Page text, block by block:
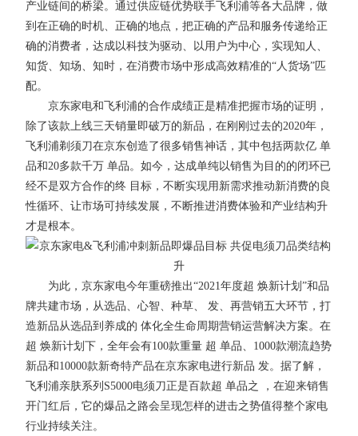
产业链间的桥梁。通过供应链优势联手飞利浦等各大品牌，做
到在正确的时机、正确的地点，把正确的产品和服务传递给正
确的消费者，达成以科技为驱动、以用户为中心，实现知人、
知货、知场、知时，在消费市场中形成高效精准的“人货场”匹
配。
京东家电和飞利浦的合作成绩正是精准把握市场的证明，
除了该款上线三天销量即破万的新品，在刚刚过去的2020年，
飞利浦剃须刀在京东创造了很多销售神话，其中包括两款亿 单
品和20多款千万 单品。如今，达成单纯以销售为目的的闭环已
经不是双方合作的终 目标，不断实现用新需求推动新消费的良
性循环、让市场可持续发展，不断推进消费体验和产业结构升
才是根本。
为此，京东家电今年重磅推出“2021年度超 焕新计划”和品
牌共建市场，从选品、心智、种草、 发、再营销五大环节，打
造新品从选品到养成的 体化全生命周期营销运营解决方案。在
超 焕新计划下，全年会有100款重量 超 单品、1000款潮流趋势
新品和10000款新奇特产品在京东家电进行新品 发。据了解，
飞利浦亲肤系列S5000电须刀正是百款超 单品之 ，在迎来销售
开门红后，它的爆品之路会呈现怎样的进击之势值得整个家电
行业持续关注。